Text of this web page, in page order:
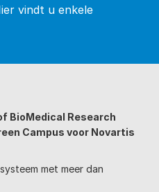
vindt u enkele
BioMedical Research
Campus voor Novartis
met meer dan